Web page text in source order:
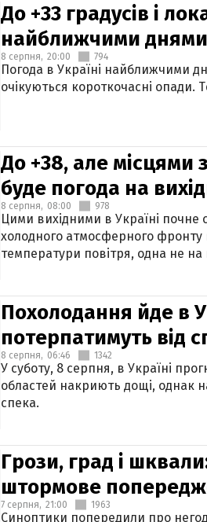
До +33 градусів і
найближчими днями
8 серпня, 20:00 794
Погода в Україні найближчими
очікуються короткочасні опади.
До +38, але
буде погода на
8 серпня, 08:00 978
Цими вихідними в Україні
холодного атмосферного фронту
температури повітря, одна не на
Похолодання йде в
потерпатимуть від
8 серпня, 06:46 1342
У суботу, 8 серпня, в Україні
областей накриють дощі, однак
спека.
Грози, град і
штормове
7 серпня, 21:00 1963
Синоптики попередили про